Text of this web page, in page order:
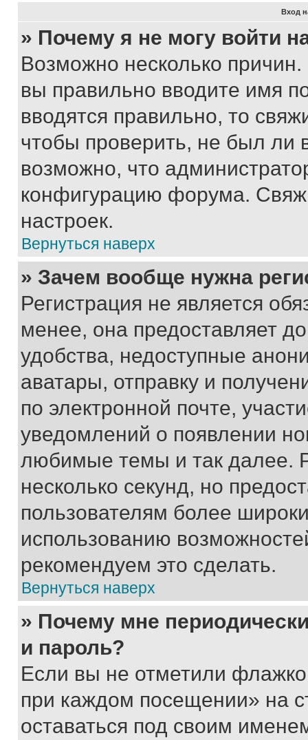
Вход
» Почему я не могу войти
Возможно несколько
вы правильно вводите имя
вводятся правильно, то
чтобы проверить, не был ли
возможно, что
конфигурацию форума.
настроек.
Вернуться наверх
» Зачем вообще нужна
Регистрация не является
менее, она предоставляет
удобства, недоступные
аватары, отправку и
по электронной почте,
уведомлений о появлении
любимые темы и так далее.
несколько секунд, но
пользователям более
использованию
рекомендуем это сделать.
Вернуться наверх
» Почему мне
и пароль?
Если вы не отметили
при каждом посещении» на
оставаться под своим